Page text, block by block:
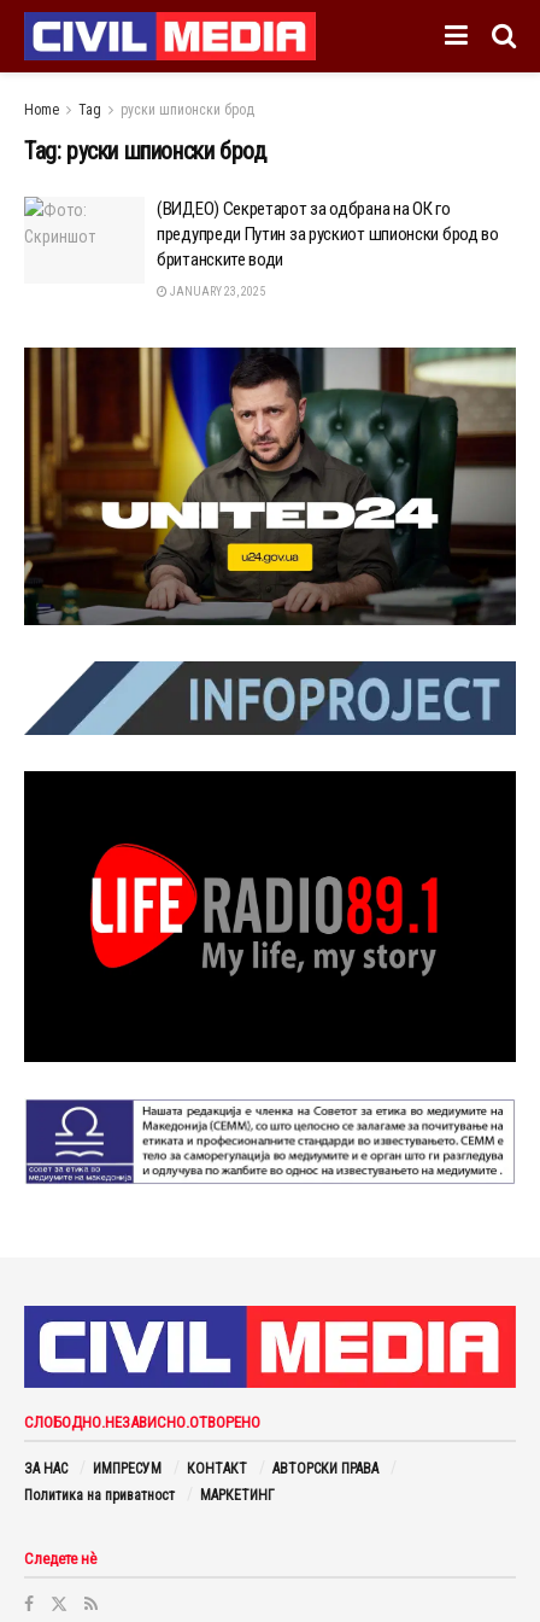
Home Tag руски шпионски брод
Tag: руски шпионски брод
(ВИДЕО) Секретарот за одбрана на ОК го
предупреди Путин за рускиот шпионски брод во
британските води
JANUARY 23, 2025
СЛОБОДНО.НЕЗАВИСНО.ОТВОРЕНО
ЗА НАС ИМПРЕСУМ КОНТАКТ
АВТОРСКИ ПРАВА
Политика на приватност
МАРКЕТИНГ
Следете нè